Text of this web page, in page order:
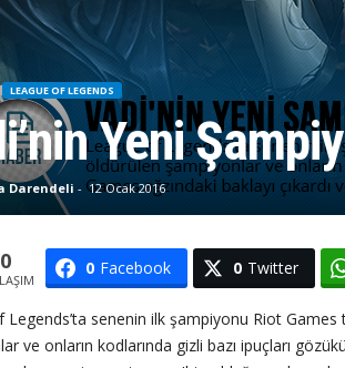
LEAGUE OF LEGENDS
Yeni
Darendeli - 12 Ocak 2016
0 0 Facebook 0 Twitter
Legends’ta senenin ilk şampiyonu Riot
ve onların kodlarında gizli bazı ipuçları